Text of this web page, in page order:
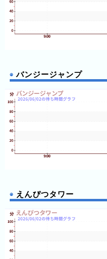
バンジージャンプ
えんぴつタワー